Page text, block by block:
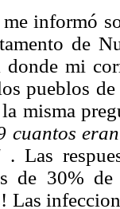
informó
de
donde mi
pueblos
la misma
. Las
de 30%
Las